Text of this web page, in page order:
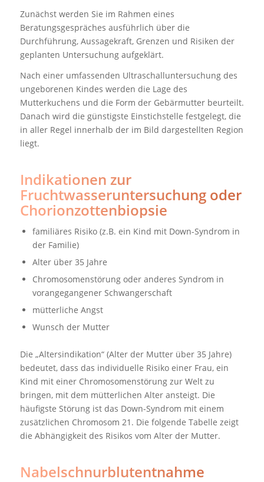
Zunächst werden Sie im Rahmen eines
Beratungsgespräches ausführlich über die
Durchführung, Aussagekraft, Grenzen und Risiken der
geplanten Untersuchung aufgeklärt.
Nach einer umfassenden Ultraschalluntersuchung des
ungeborenen Kindes werden die Lage des
Mutterkuchens und die Form der Gebärmutter beurteilt.
Danach wird die günstigste Einstichstelle festgelegt, die
in aller Regel innerhalb der im Bild dargestellten Region
liegt.
Indikationen zur
Fruchtwasseruntersuchung oder
Chorionzottenbiopsie
familiäres Risiko (z.B. ein Kind mit Down-Syndrom in
der Familie)
Alter über 35 Jahre
Chromosomenstörung oder anderes Syndrom in
vorangegangener Schwangerschaft
mütterliche Angst
Wunsch der Mutter
Die „Altersindikation“ (Alter der Mutter über 35 Jahre)
bedeutet, dass das individuelle Risiko einer Frau, ein
Kind mit einer Chromosomenstörung zur Welt zu
bringen, mit dem mütterlichen Alter ansteigt. Die
häufigste Störung ist das Down-Syndrom mit einem
zusätzlichen Chromosom 21. Die folgende Tabelle zeigt
die Abhängigkeit des Risikos vom Alter der Mutter.
Nabelschnurblutentnahme